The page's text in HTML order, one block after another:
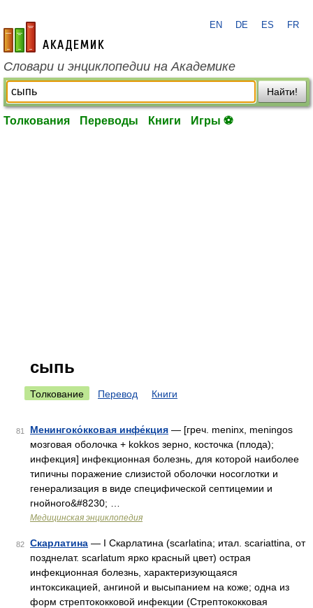
academic.ru
EN DE ES FR
Словари и энциклопедии на Академике
Найти!
Толкования Переводы Книги Игры ⚽
сыпь
Толкование Перевод Книги
81 Менингоко́кковая инфе́кция — [греч. meninx, meningos
мозговая оболочка + kokkos зерно, косточка (плода);
инфекция] инфекционная болезнь, для которой наиболее
типичны поражение слизистой оболочки носоглотки и
генерализация в виде специфической септицемии и
гнойного&#8230; …
Медицинская энциклопедия
82 Скарлатина — I Скарлатина (scarlatina; итал. scariattina, от
позднелат. scarlatum ярко красный цвет) острая
инфекционная болезнь, характеризующаяся
интоксикацией, ангиной и высыпанием на коже; одна из
форм стрептококковой инфекции (Стрептококковая